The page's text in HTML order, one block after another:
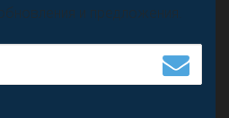
и предложения.